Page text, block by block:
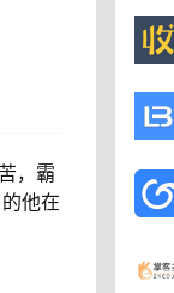
，霸
他在